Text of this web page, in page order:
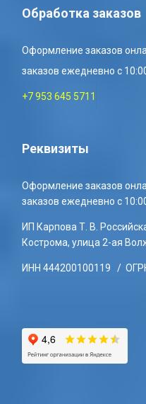
Обработка заказов
Оформление заказов
заказов ежедневно с
+7 953 645 5711
Реквизиты
Оформление заказов
заказов ежедневно с
ИП Карпова Т. В.
Кострома, улица 2-ая
ИНН 444200100119 /